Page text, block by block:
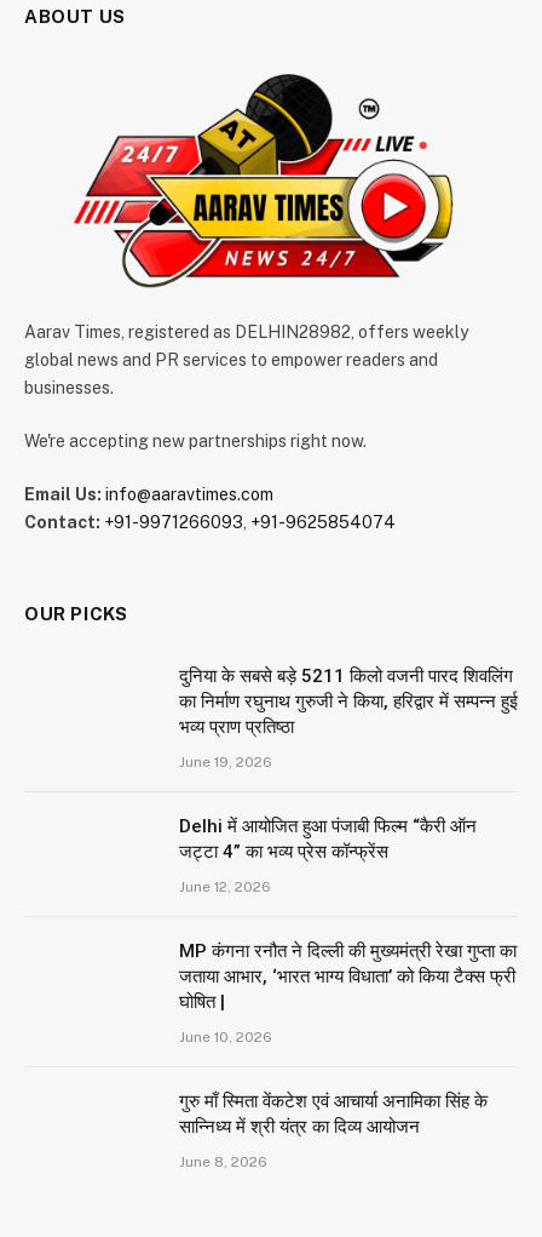
ABOUT US
Aarav Times, registered as DELHIN28982, offers weekly
global news and PR services to empower readers and
businesses.
We're accepting new partnerships right now.
Email Us: info@aaravtimes.com
Contact: +91-9971266093 +91-9625854074
OUR PICKS
दुनिया के सबसे बड़े 5211 किलो वजनी पारद शिवलिंग
का निर्माण रघुनाथ गुरुजी ने किया, हरिद्वार में सम्पन्न हुई
भव्य प्राण प्रतिष्ठा
June 19, 2026
Delhi में आयोजित हुआ पंजाबी फिल्म “कैरी ऑन
जट्टा 4” का भव्य प्रेस कॉन्फ्रेंस
June 12, 2026
MP कंगना रनौत ने दिल्ली की मुख्यमंत्री रेखा गुप्ता का
जताया आभार, ‘भारत भाग्य विधाता’ को किया टैक्स फ्री
घोषित |
June 10, 2026
गुरु माँ स्मिता वेंकटेश एवं आचार्या अनामिका सिंह के
सान्निध्य में श्री यंत्र का दिव्य आयोजन
June 8, 2026